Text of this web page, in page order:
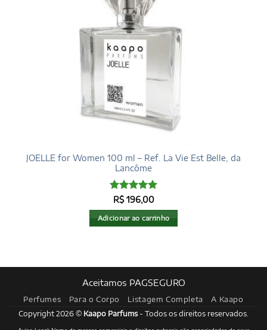
JOELLE for Women 100 ml – Ref. La Vie Est Belle, da
Lancôme
Avaliação5
de 5
R$196,00
Adicionar ao carrinho
Aceitamos PAGSEGURO
Perfumes Para o Corpo Listagem Completa A Kaapo
Copyright 2026 © Kaapo Parfums- Todos os direitos reservados.